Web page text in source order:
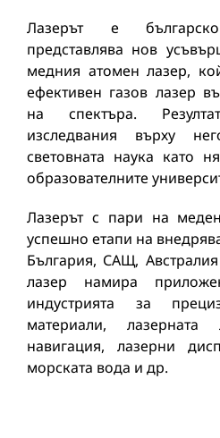
Лазерът е
представлява нов
медния атомен лазер,
ефективен газов лазер
на спектъра.
изследвания върху
световната наука като
образователните
Лазерът с пари на
успешно етапи на
България, САЩ,
лазер намира
индустрията за
материали, лазерната
навигация, лазерни
морската вода и др.